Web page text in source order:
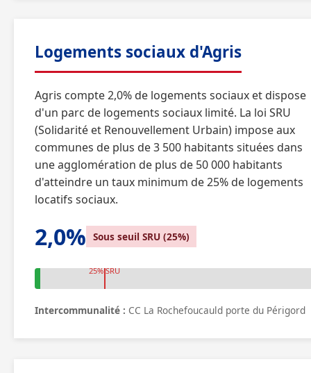
Logements sociaux d'Agris
Agris compte 2,0% de logements sociaux et dispose
d'un parc de logements sociaux limité. La loi SRU
(Solidarité et Renouvellement Urbain) impose aux
communes de plus de 3 500 habitants situées dans
une agglomération de plus de 50 000 habitants
d'atteindre un taux minimum de 25% de logements
locatifs sociaux.
2,0% Sous seuil SRU (25%)
25% SRU
Intercommunalité : CC La Rochefoucauld porte du Périgord